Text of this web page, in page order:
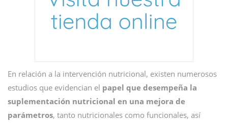
En relación a la intervención nutricional, existen numerosos
estudios que evidencian el papel que desempeña la
suplementación nutricional en una mejora de
parámetros, tanto nutricionales como funcionales, así